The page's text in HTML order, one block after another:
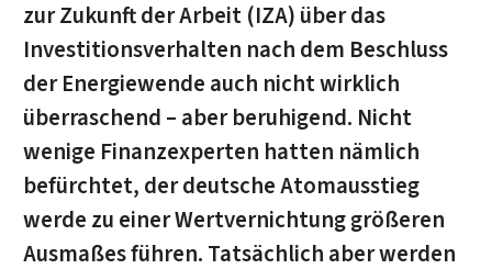
zur Zukunft der Arbeit (IZA) über das
Investitionsverhalten nach dem Beschluss
der Energiewende auch nicht wirklich
überraschend – aber beruhigend. Nicht
wenige Finanzexperten hatten nämlich
befürchtet, der deutsche Atomausstieg
werde zu einer Wertvernichtung größeren
Ausmaßes führen. Tatsächlich aber werden